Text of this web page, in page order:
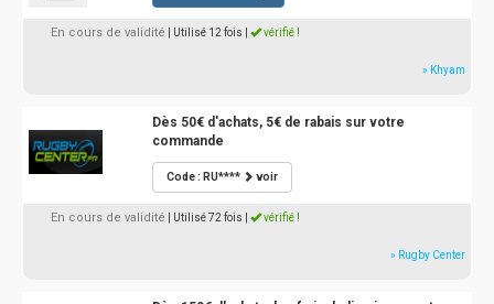
En cours de validité | Utilisé 12 fois vérifié !
» Khyam
Dès 50€ d'achats, 5€ de rabais sur votre
commande
Code : RU**** voir
En cours de validité | Utilisé 72 fois vérifié !
» Rugby Center